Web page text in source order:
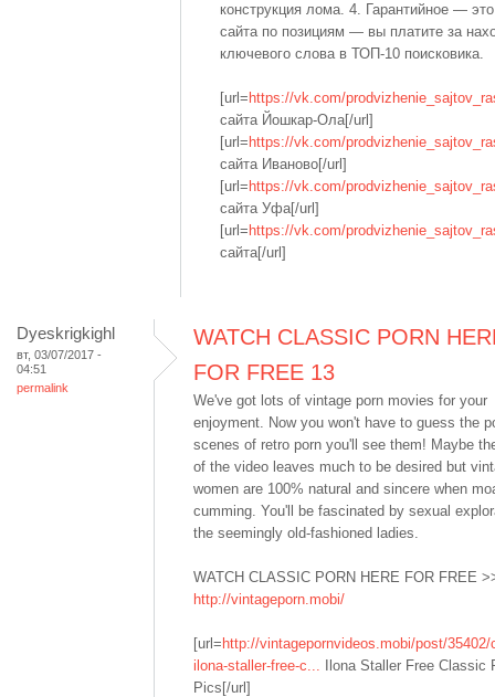
конструкция лома. 4. Гарантийное —
сайта по позициям — вы платите за
ключевого слова в ТОП-10 поисковика.
[url= https://vk.com/
сайта Йошкар-Ола[/url]
[url= https://vk.com/
сайта Иваново[/url]
[url= https://vk.com/
сайта Уфа[/url]
[url= https://vk.com/
сайта[/url]
Dyeskrigkighl
вт, 03/07/2017 -
04:51
permalink
WATCH CLASSIC PORN
FOR FREE 13
We've got lots of vintage porn movies for your
enjoyment. Now you won't have to guess the
scenes of retro porn you'll see them! Maybe
of the video leaves much to be desired but
women are 100% natural and sincere when
cumming. You'll be fascinated by sexual
the seemingly old-fashioned ladies.
WATCH CLASSIC PORN HERE FOR FREE
http://vintageporn.mobi/
[url= http://vintagepornvideos.mobi/post/
ilona-staller-free-c... Ilona Staller Free Classic
Pics[/url]